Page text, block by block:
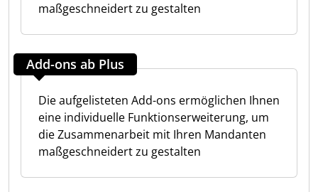
maßgeschneidert zu gestalten
Add-ons ab Plus
Die aufgelisteten Add-ons ermöglichen Ihnen
eine individuelle Funktionserweiterung, um
die Zusammenarbeit mit Ihren Mandanten
maßgeschneidert zu gestalten